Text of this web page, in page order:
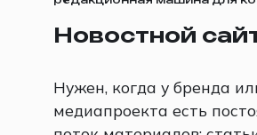
Новостной
Нужен, когда у бренда
медиапроекта есть